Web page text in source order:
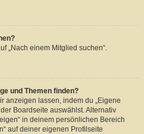
„Nach einem Mitglied suchen“.
und Themen finden?
anzeigen lassen, indem du „Eigene
Boardseite auswählst. Alternativ
in deinem persönlichen Bereich
auf deiner eigenen Profilseite